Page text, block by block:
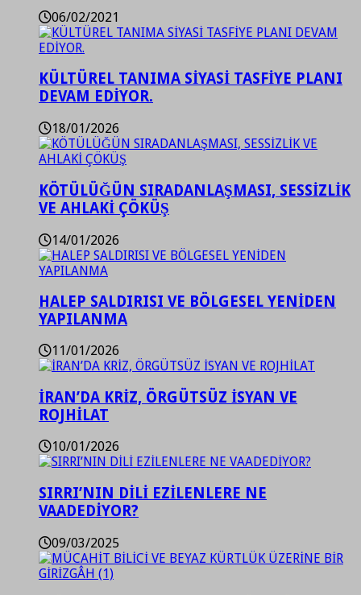
06/02/2021
KÜLTÜREL TANIMA SİYASİ TASFİYE PLANI
DEVAM EDİYOR.
18/01/2026
KÖTÜLÜĞÜN SIRADANLAŞMASI, SESSİZLİK
VE AHLAKİ ÇÖKÜŞ
14/01/2026
HALEP SALDIRISI VE BÖLGESEL YENİDEN
YAPILANMA
11/01/2026
İRAN’DA KRİZ, ÖRGÜTSÜZ İSYAN VE
ROJHİLAT
10/01/2026
SIRRI’NIN DİLİ EZİLENLERE NE
VAADEDİYOR?
09/03/2025